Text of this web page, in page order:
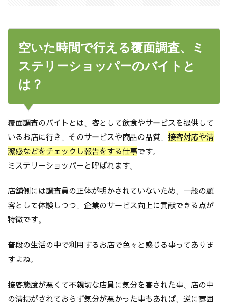
空いた時間で行える覆面調査、ミ
ステリーショッパーのバイトと
は？
覆面調査のバイトとは、客として飲食やサービスを提供して
いるお店に行き、そのサービスや商品の品質、 接客対応や清
潔感などをチェックし報告をする仕事です。
ミステリーショッパーと呼ばれます。
店舗側には調査員の正体が明かされていないため、一般の顧
客として体験しつつ、企業のサービス向上に貢献できる点が
特徴です。
普段の生活の中で利用するお店で色々と感じる事ってありま
すよね。
接客態度が悪くて不親切な店員に気分を害された事、店の中
の清掃がされておらず気分が悪かった事もあれば、逆に雰囲